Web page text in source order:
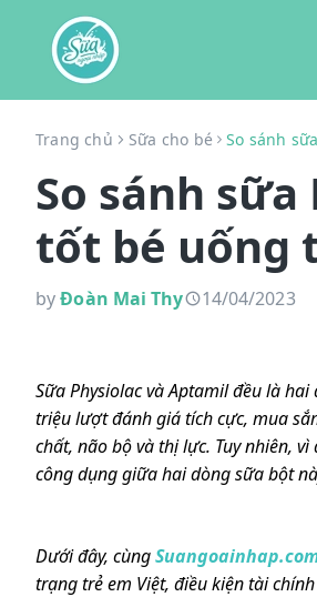
Trang chủ Sữa cho bé So sánh
So sánh
tốt bé uống
byĐoàn Mai Thy 14/04/2023
Sữa Physiolac và Aptamil đều là
triệu lượt đánh giá tích cực, mua
chất, não bộ và thị lực. Tuy nhiên,
công dụng giữa hai dòng sữa bột
Dưới đây, cùng
trạng trẻ em Việt, điều kiện tài